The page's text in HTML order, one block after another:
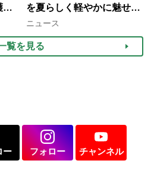
は
を夏らしく軽やかに魅せる
3つの着こなし法則
ニュース
覧を見る
ー フォロー チャンネル